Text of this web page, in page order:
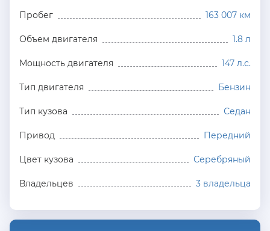
Пробег 163 007 км
Объем двигателя 1.8 л
Мощность двигателя 147 л.с.
Тип двигателя Бензин
Тип кузова Седан
Привод Передний
Цвет кузова Серебряный
Владельцев 3 владельца